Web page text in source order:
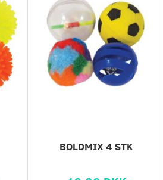
BOLDMIX 4 STK